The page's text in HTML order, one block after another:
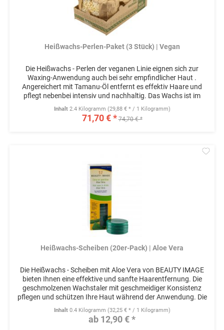
Heißwachs-Perlen-Paket (3 Stück) | Vegan
Die Heißwachs - Perlen der veganen Linie eignen sich zur
Waxing-Anwendung auch bei sehr empfindlicher Haut .
Angereichert mit Tamanu-Öl entfernt es effektiv Haare und
pflegt nebenbei intensiv und nachhaltig. Das Wachs ist im
Vergleich zu...
Inhalt 2.4 Kilogramm (29,88 € * / 1 Kilogramm)
71,70 € * 74,70 € *
Heißwachs-Scheiben (20er-Pack) | Aloe Vera
Die Heißwachs - Scheiben mit Aloe Vera von BEAUTY IMAGE
bieten Ihnen eine effektive und sanfte Haarentfernung. Die
geschmolzenen Wachstaler mit geschmeidiger Konsistenz
pflegen und schützen Ihre Haut während der Anwendung. Die
Disks...
Inhalt 0.4 Kilogramm (32,25 € * / 1 Kilogramm)
ab 12,90 € *